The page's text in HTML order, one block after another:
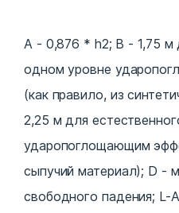
A - 0,876 * h2; В - 1,75 м
одном уровне
(как правило, из
2,25 м для
ударопоглощающим
сыпучий материал); D -
свободного падения;